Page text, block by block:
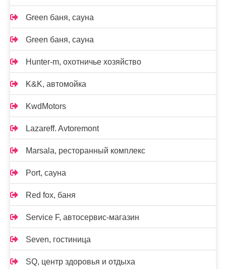
Green баня, сауна
Green баня, сауна
Hunter-m, охотничье хозяйство
K&K, автомойка
KwdMotors
Lazareff. Avtoremont
Marsala, ресторанный комплекс
Port, сауна
Red fox, баня
Service F, автосервис-магазин
Seven, гостиница
SQ, центр здоровья и отдыха